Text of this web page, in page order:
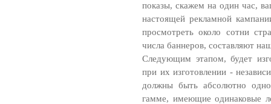
показы, скажем на один час,
настоящей рекламной
просмотреть около сотни
числа баннеров, составляют
Следующим этапом, будет
при их изготовлении -
должны быть абсолютно
гамме, имеющие одинаковые